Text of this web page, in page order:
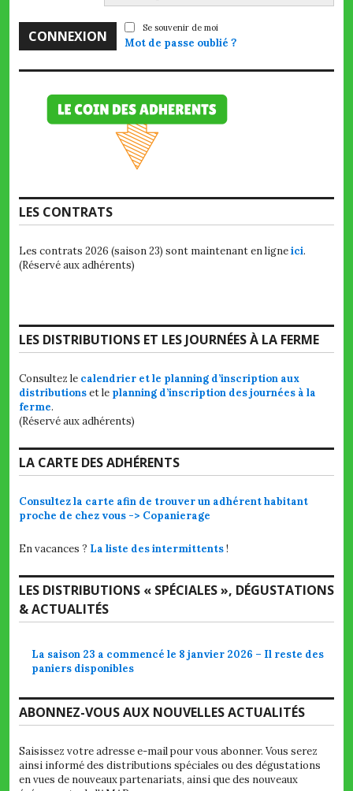
Se souvenir de moi
Mot de passe oublié ?
LES CONTRATS
Les contrats 2026 (saison 23) sont maintenant en ligneici.
(Réservé aux adhérents)
LES DISTRIBUTIONS ET LES JOURNÉES À LA FERME
Consultez le calendrier et le planning d’inscription aux
distributionset le planning d’inscription des journées à la
ferme.
(Réservé aux adhérents)
LA CARTE DES ADHÉRENTS
Consultez la carte afin de trouver un adhérent habitant
proche de chez vous -> Copanierage
En vacances ? La liste des intermittents!
LES DISTRIBUTIONS « SPÉCIALES », DÉGUSTATIONS
& ACTUALITÉS
La saison 23 a commencé le 8 janvier 2026 – Il reste des
paniers disponibles
ABONNEZ-VOUS AUX NOUVELLES ACTUALITÉS
Saisissez votre adresse e-mail pour vous abonner. Vous serez
ainsi informé des distributions spéciales ou des dégustations
en vues de nouveaux partenariats, ainsi que des nouveaux